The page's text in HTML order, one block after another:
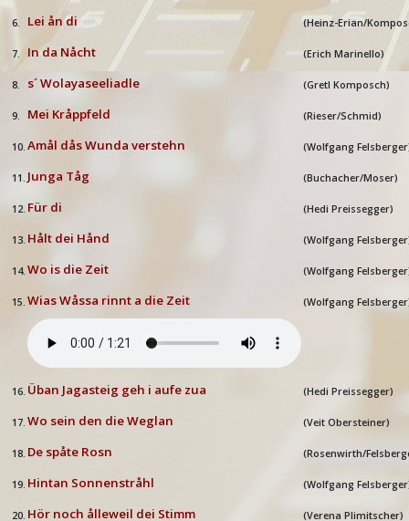
6. Lei ån di (Heinz-Erian/
7. In da Nåcht (Erich Marinello)
8. s´ Wolayaseeliadle (Gretl Komposch)
9. Mei Kråppfeld (Rieser/Schmid)
10. Amål dås Wunda verstehn (Wolfgang Felsberger
11. Junga Tåg (Buchacher/Moser)
12. Für di (Hedi Preissegger)
13. Hålt dei Hånd (Wolfgang
14. Wo is die Zeit (Wolfgang
15. Wias Wåssa rinnt a die Zeit (Wolfgang
16. Üban Jagasteig geh i aufe zua (Hedi Preissegger)
17. Wo sein den die Weglan (Veit Obersteiner)
18. De spåte Rosn (Rosenwirth/
19. Hintan Sonnenstråhl (Wolfgang
20. Hör noch ålleweil dei Stimm (Verena Plimitscher)